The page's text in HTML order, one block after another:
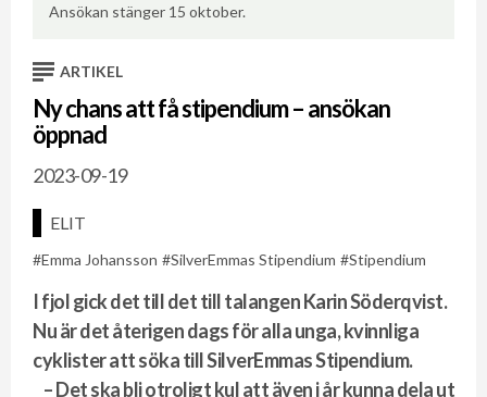
Ansökan stänger 15 oktober.
ARTIKEL
Ny chans att få stipendium – ansökan
öppnad
2023-09-19
ELIT
Emma Johansson SilverEmmas Stipendium Stipendium
I fjol gick det till det till talangen Karin Söderqvist.
Nu är det återigen dags för alla unga, kvinnliga
cyklister att söka till SilverEmmas Stipendium.
– Det ska bli otroligt kul att även i år kunna dela ut